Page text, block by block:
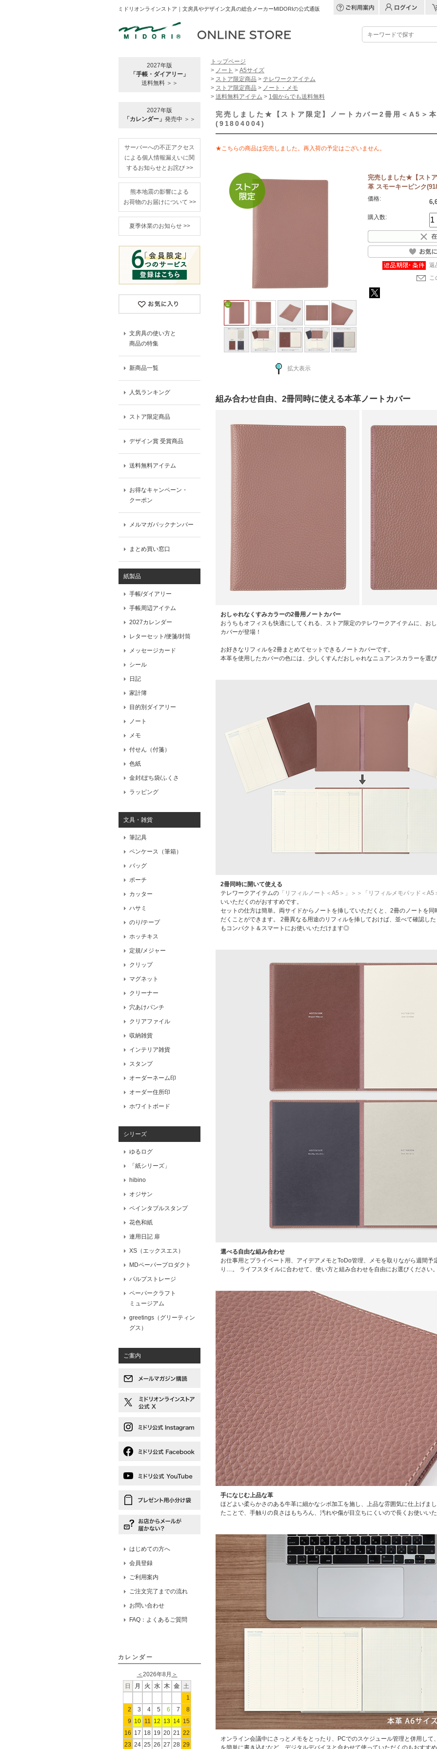
ミドリオンラインストア｜文房具やデザイン文具の総合メーカーMIDORIの公式通販
2027年版
「手帳・ダイアリー」
送料無料 ＞＞
2027年版
「カレンダー」 発売中 ＞＞
サーバーへの不正アクセス
による個人情報漏えいに関
するお知らせとお詫び >>
熊本地震の影響による
お荷物のお届けについて >>
夏季休業のお知らせ >>
文房具の使い方と
商品の特集
新商品一覧
人気ランキング
ストア限定商品
デザイン賞 受賞商品
送料無料アイテム
お得なキャンペーン・
クーポン
メルマガバックナンバー
まとめ買い窓口
紙製品
手帳/ダイアリー
手帳周辺アイテム
2027カレンダー
レターセット/便箋/封筒
メッセージカード
シール
日記
家計簿
目的別ダイアリー
ノート
メモ
付せん（付箋）
色紙
金封/ぽち袋/ふくさ
ラッピング
文具・雑貨
筆記具
ペンケース（筆箱）
バッグ
ポーチ
カッター
ハサミ
のり/テープ
ホッチキス
定規/メジャー
クリップ
マグネット
クリーナー
穴あけパンチ
クリアファイル
収納雑貨
インテリア雑貨
スタンプ
オーダーネーム印
オーダー住所印
ホワイトボード
シリーズ
ゆるログ
「紙シリーズ」
hibino
オジサン
ペインタブルスタンプ
花色和紙
連用日記 扉
XS（エックスエス）
MDペーパープロダクト
パルプストレージ
ペーパークラフト
ミュージアム
greetings（グリーティン
グス）
ご案内
はじめての方へ
会員登録
ご利用案内
ご注文完了までの流れ
お問い合わせ
FAQ：よくあるご質問
カレンダー
＜ 2026年8月 ＞
日
月 火 水 木 金
土
1
2
3 4 5 6 7
8
9 10 11 12 13 14 15
16 17 18 19 20 21
22
23 24 25 26 27 28 29
トップページ
> ノート > A5サイズ
> ストア限定商品 > テレワークアイテム
> ストア限定商品 > ノート・メモ
> 送料無料アイテム > 1個からでも送料無料
完売しました★【ストア限定】ノートカバー2冊用＜A5＞
(91804004)
★こちらの商品は完売しました。再入荷の予定はございません。
拡大表示
完売しました★【スト
革 スモーキーピンク
価格:
購入数:
返
こ
組み合わせ自由、2冊同時に使える本革ノートカバー
おしゃれなくすみカラーの2冊用ノートカバー
おうちもオフィスも快適にしてくれる、ストア限定のテレワークアイテムに、お
カバーが登場！
お好きなリフィルを2冊まとめてセットできるノートカバーです。
本革を使用したカバーの色には、少しくすんだおしゃれなニュアンスカラーを選
2冊同時に開いて使える
テレワークアイテムの 「リフィルノート＜A5＞」＞＞
「リフィルメモパッド＜A5
いいただくのがおすすめです。
セットの仕方は簡単。両サイドからノートを挿していただくと、2冊のノートを同
だくことができます。 2冊異なる用途のリフィルを挿しておけば、並べて確認し
もコンパクト＆スマートにお使いいただけます◎
選べる自由な組み合わせ
お仕事用とプライベート用、アイデアメモとToDo管理、メモを取りながら週間予
り…。 ライフスタイルに合わせて、使い方と組み合わせを自由にお選びください
手になじむ上品な革
ほどよい柔らかさのある牛革に細かなシボ加工を施し、上品な雰囲気に仕上げま
たことで、手触りの良さはもちろん、汚れや傷が目立ちにくいので長くお使いい
オンライン会議中にさっとメモをとったり、PCでのスケジュール管理と併用して
を簡単に書き込むなど、デジタルデバイスと合わせて使っていただくのもおすす